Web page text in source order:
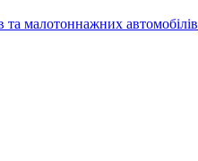
та малотоннажних автомобілів